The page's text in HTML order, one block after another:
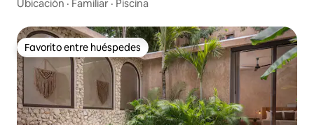
Ubicación · Familiar · Piscina
Favorito entre huéspedes
Favorito entre huéspedes